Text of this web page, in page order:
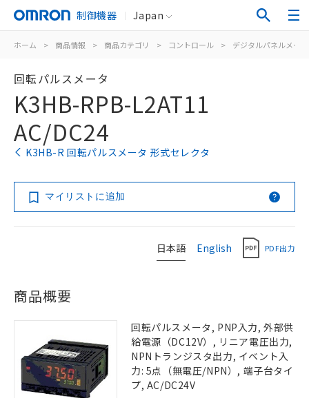
制御機器 Japan
ホーム > 商品情報 > 商品カテゴリ > コントロール > デジタルパネルメータ
回転パルスメータ
K3HB-RPB-L2AT11
AC/DC24
K3HB-R 回転パルスメータ 形式セレクタ
マイリストに追加
日本語 English PDF出力
商品概要
回転パルスメータ, PNP入力, 外部供
給電源（DC12V）, リニア電圧出力,
NPNトランジスタ出力, イベント入
力: 5点（無電圧/NPN）, 端子台タイ
プ, AC/DC24V